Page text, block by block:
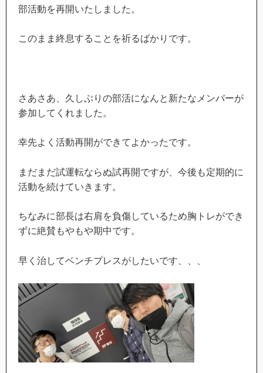
部活動を再開いたしました。
このまま終息することを祈るばかりです。
さあさあ、久しぶりの部活になんと新たなメンバーが
参加してくれました。
幸先よく活動再開ができてよかったです。
まだまだ試運転ならぬ試再開ですが、今後も定期的に
活動を続けていきます。
ちなみに部長は右肩を負傷しているため胸トレができ
ずに絶賛もやもや期中です。
早く治してベンチプレスがしたいです、、、